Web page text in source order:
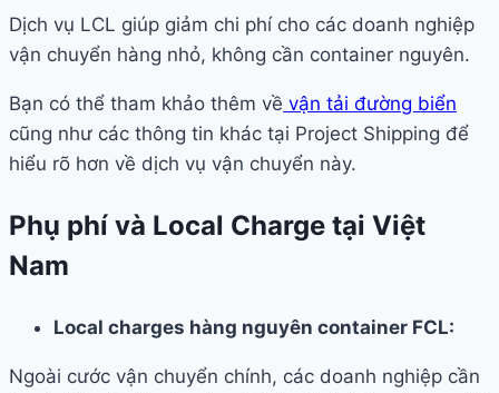
Dịch vụ LCL giúp giảm chi phí cho các doanh nghiệp
vận chuyển hàng nhỏ, không cần container nguyên.
Bạn có thể tham khảo thêm về vận tải đường biển
cũng như các thông tin khác tại Project Shipping để
hiểu rõ hơn về dịch vụ vận chuyển này.
Phụ phí và Local Charge tại Việt
Nam
Local charges hàng nguyên container FCL:
Ngoài cước vận chuyển chính, các doanh nghiệp cần